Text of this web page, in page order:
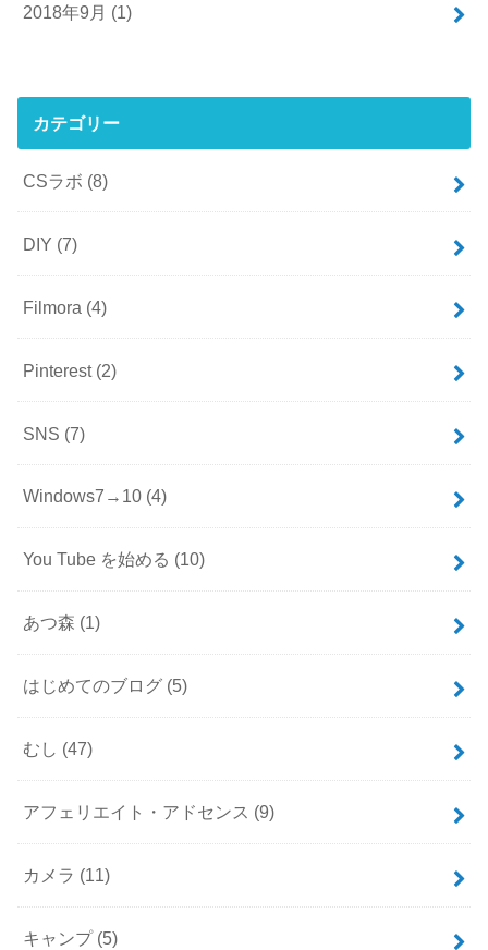
2018年9月 (1)
カテゴリー
CSラボ (8)
DIY (7)
Filmora (4)
Pinterest (2)
SNS (7)
Windows7→10 (4)
You Tube を始める (10)
あつ森 (1)
はじめてのブログ (5)
むし (47)
アフェリエイト・アドセンス (9)
カメラ (11)
キャンプ (5)